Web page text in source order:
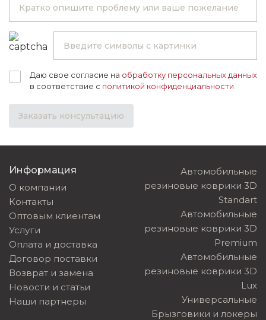
Даю свое согласие на обработку персональных данных
в соответствие с политикой конфиденциальности
Заказать консультацию
Информация
О компании
Контакты
Оптовым клиентам
Услуги
Оплата и доставка
Договор поставки
Возврат и замена
Новости и статьи
Наши партнеры
Автомобильные
резиновые коврики 3D
Standart
Автомобильные
резиновые коврики 3D
Premium
Автомобильные
резиновые коврики 3D
Lux
Универсальные
Брызговики и локеры